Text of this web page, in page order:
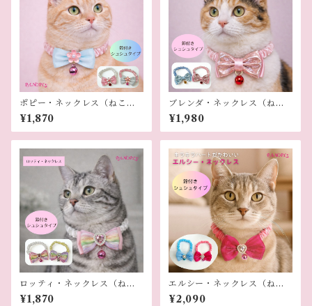
ポピー・ネックレス（ねこ
用）
¥1,870
ブレンダ・ネックレス（ねこ
用）
¥1,980
ロッティ・ネックレス（ねこ
用）
¥1,870
エルシー・ネックレス（ねこ
用）
¥2,090